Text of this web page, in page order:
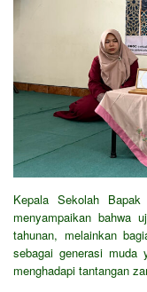
Kepala Sekolah
menyampaikan bahwa
tahunan, melainkan
sebagai generasi
menghadapi tantangan